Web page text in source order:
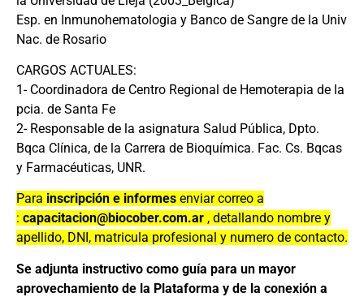
Esp. en Inmunohematologia y Banco de Sangre de la Univ
Nac. de Rosario
CARGOS ACTUALES:
1- Coordinadora de Centro Regional de Hemoterapia de la
pcia. de Santa Fe
2- Responsable de la asignatura Salud Pública, Dpto.
Bqca Clínica, de la Carrera de Bioquímica. Fac. Cs. Bqcas
y Farmacéuticas, UNR.
Para inscripción e informes enviar correo a
: capacitacion@biocober.com.ar , detallando nombre y
apellido, DNI, matricula profesional y numero de contacto.
Se adjunta instructivo como guía para un mayor
aprovechamiento de la Plataforma y de la conexión a